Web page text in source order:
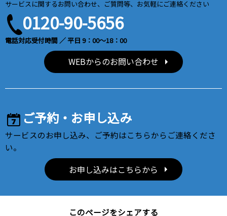
サービスに関するお問い合わせ、ご質問等、お気軽にご連絡ください
0120-90-5656
電話対応受付時間 ／ 平日 9：00～18：00
WEBからのお問い合わせ
ご予約・お申し込み
サービスのお申し込み、ご予約はこちらからご連絡くださ
い。
お申し込みはこちらから
このページをシェアする